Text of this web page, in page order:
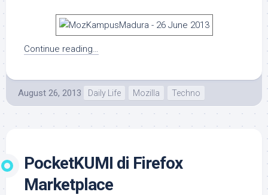
Continue reading…
August 26, 2013 Daily Life Mozilla Techno
PocketKUMI di Firefox
Marketplace